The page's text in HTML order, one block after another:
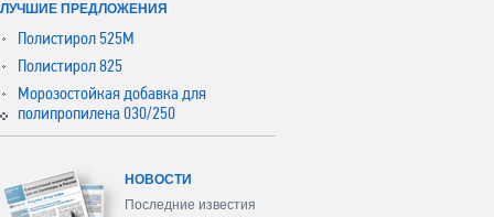
ЛУЧШИЕ ПРЕДЛОЖЕНИЯ
Полистирол 525М
Полистирол 825
Морозостойкая добавка для
полипропилена 030/250
НОВОСТИ
Последние известия